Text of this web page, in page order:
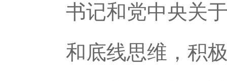
书记和党中央关
和底线思维，积